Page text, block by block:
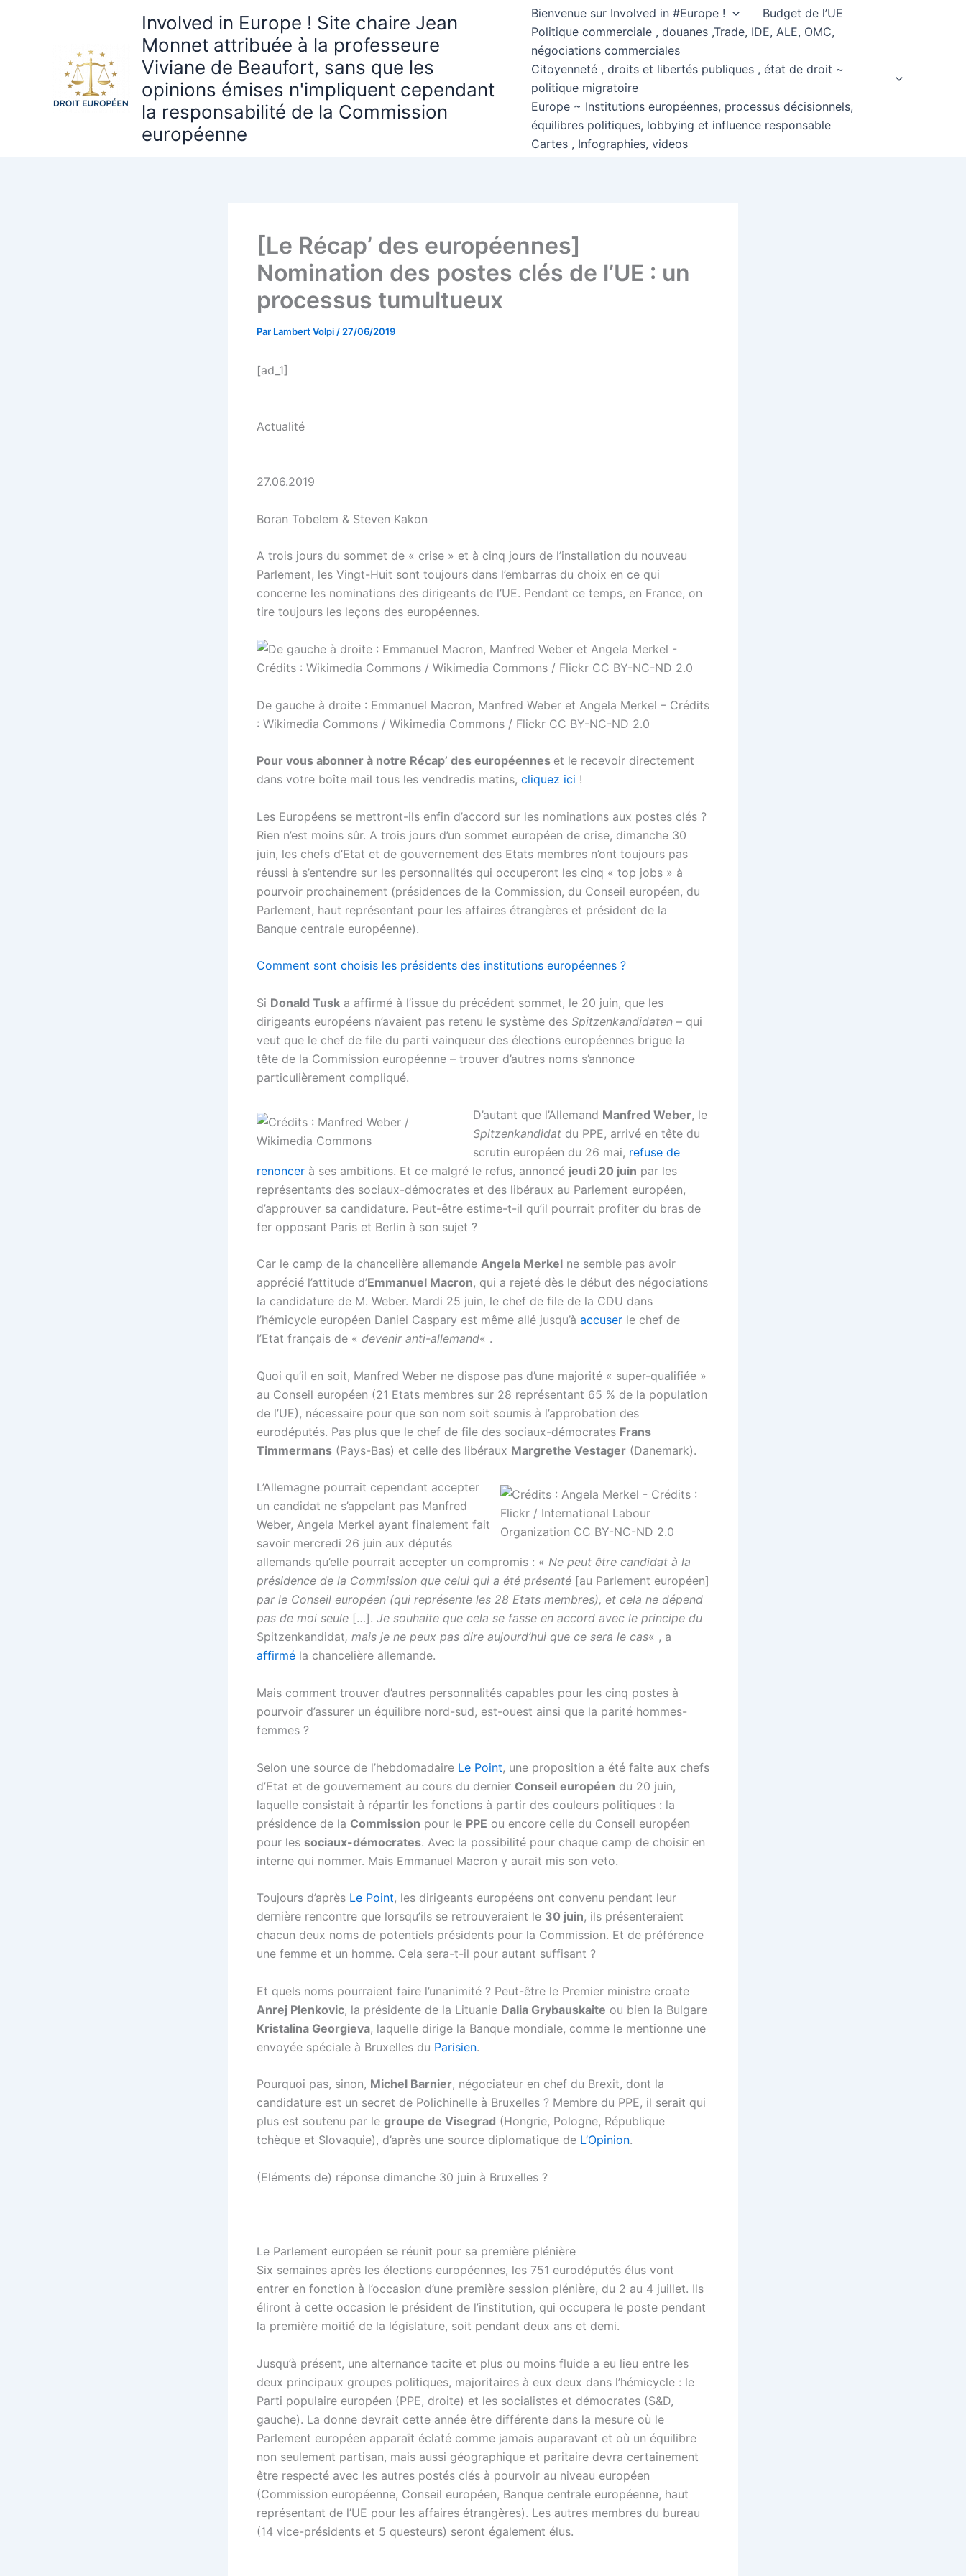
Involved in Europe ! Site chaire Jean
Monnet attribuée à la professeure
Viviane de Beaufort, sans que les
opinions émises n'impliquent cependant
la responsabilité de la Commission
européenne
Bienvenue sur Involved in #Europe !
Budget de l’UE
Politique commerciale , douanes ,Trade, IDE, ALE, OMC,
négociations commerciales
Citoyenneté , droits et libertés publiques , état de droit ~
politique migratoire
Europe ~ Institutions européennes, processus décisionnels,
équilibres politiques, lobbying et influence responsable
Cartes , Infographies, videos
[Le Récap’ des européennes]
Nomination des postes clés de l’UE : un
processus tumultueux
Par Lambert Volpi / 27/06/2019
[ad_1]
Actualité
27.06.2019
Boran Tobelem & Steven Kakon
A trois jours du sommet de « crise » et à cinq jours de l’installation du nouveau
Parlement, les Vingt-Huit sont toujours dans l’embarras du choix en ce qui
concerne les nominations des dirigeants de l’UE. Pendant ce temps, en France, on
tire toujours les leçons des européennes.
De gauche à droite : Emmanuel Macron, Manfred Weber et Angela Merkel – Crédits
: Wikimedia Commons / Wikimedia Commons / Flickr CC BY-NC-ND 2.0
Pour vous abonner à notre Récap’ des européennes et le recevoir directement
dans votre boîte mail tous les vendredis matins, cliquez ici !
Les Européens se mettront-ils enfin d’accord sur les nominations aux postes clés ?
Rien n’est moins sûr. A trois jours d’un sommet européen de crise, dimanche 30
juin, les chefs d’Etat et de gouvernement des Etats membres n’ont toujours pas
réussi à s’entendre sur les personnalités qui occuperont les cinq « top jobs » à
pourvoir prochainement (présidences de la Commission, du Conseil européen, du
Parlement, haut représentant pour les affaires étrangères et président de la
Banque centrale européenne).
Comment sont choisis les présidents des institutions européennes ?
Si Donald Tusk a affirmé à l’issue du précédent sommet, le 20 juin, que les
dirigeants européens n’avaient pas retenu le système des Spitzenkandidaten – qui
veut que le chef de file du parti vainqueur des élections européennes brigue la
tête de la Commission européenne – trouver d’autres noms s’annonce
particulièrement compliqué.
D’autant que l’Allemand Manfred Weber, le
Spitzenkandidat du PPE, arrivé en tête du
scrutin européen du 26 mai, refuse de
renoncer à ses ambitions. Et ce malgré le refus, annoncé jeudi 20 juin par les
représentants des sociaux-démocrates et des libéraux au Parlement européen,
d’approuver sa candidature. Peut-être estime-t-il qu’il pourrait profiter du bras de
fer opposant Paris et Berlin à son sujet ?
Car le camp de la chancelière allemande Angela Merkel ne semble pas avoir
apprécié l’attitude d’Emmanuel Macron, qui a rejeté dès le début des négociations
la candidature de M. Weber. Mardi 25 juin, le chef de file de la CDU dans
l’hémicycle européen Daniel Caspary est même allé jusqu’à accuser le chef de
l’Etat français de « devenir anti-allemand« .
Quoi qu’il en soit, Manfred Weber ne dispose pas d’une majorité « super-qualifiée »
au Conseil européen (21 Etats membres sur 28 représentant 65 % de la population
de l’UE), nécessaire pour que son nom soit soumis à l’approbation des
eurodéputés. Pas plus que le chef de file des sociaux-démocrates Frans
Timmermans (Pays-Bas) et celle des libéraux Margrethe Vestager (Danemark).
L’Allemagne pourrait cependant accepter
un candidat ne s’appelant pas Manfred
Weber, Angela Merkel ayant finalement fait
savoir mercredi 26 juin aux députés
allemands qu’elle pourrait accepter un compromis : « Ne peut être candidat à la
présidence de la Commission que celui qui a été présenté [au Parlement européen]
par le Conseil européen (qui représente les 28 Etats membres), et cela ne dépend
pas de moi seule […]. Je souhaite que cela se fasse en accord avec le principe du
Spitzenkandidat, mais je ne peux pas dire aujourd’hui que ce sera le cas« , a
affirmé la chancelière allemande.
Mais comment trouver d’autres personnalités capables pour les cinq postes à
pourvoir d’assurer un équilibre nord-sud, est-ouest ainsi que la parité hommes-
femmes ?
Selon une source de l’hebdomadaire Le Point, une proposition a été faite aux chefs
d’Etat et de gouvernement au cours du dernier Conseil européen du 20 juin,
laquelle consistait à répartir les fonctions à partir des couleurs politiques : la
présidence de la Commission pour le PPE ou encore celle du Conseil européen
pour les sociaux-démocrates. Avec la possibilité pour chaque camp de choisir en
interne qui nommer. Mais Emmanuel Macron y aurait mis son veto.
Toujours d’après Le Point, les dirigeants européens ont convenu pendant leur
dernière rencontre que lorsqu’ils se retrouveraient le 30 juin, ils présenteraient
chacun deux noms de potentiels présidents pour la Commission. Et de préférence
une femme et un homme. Cela sera-t-il pour autant suffisant ?
Et quels noms pourraient faire l’unanimité ? Peut-être le Premier ministre croate
Anrej Plenkovic, la présidente de la Lituanie Dalia Grybauskaite ou bien la Bulgare
Kristalina Georgieva, laquelle dirige la Banque mondiale, comme le mentionne une
envoyée spéciale à Bruxelles du Parisien.
Pourquoi pas, sinon, Michel Barnier, négociateur en chef du Brexit, dont la
candidature est un secret de Polichinelle à Bruxelles ? Membre du PPE, il serait qui
plus est soutenu par le groupe de Visegrad (Hongrie, Pologne, République
tchèque et Slovaquie), d’après une source diplomatique de L’Opinion.
(Eléments de) réponse dimanche 30 juin à Bruxelles ?
Le Parlement européen se réunit pour sa première plénière
Six semaines après les élections européennes, les 751 eurodéputés élus vont
entrer en fonction à l’occasion d’une première session plénière, du 2 au 4 juillet. Ils
éliront à cette occasion le président de l’institution, qui occupera le poste pendant
la première moitié de la législature, soit pendant deux ans et demi.
Jusqu’à présent, une alternance tacite et plus ou moins fluide a eu lieu entre les
deux principaux groupes politiques, majoritaires à eux deux dans l’hémicycle : le
Parti populaire européen (PPE, droite) et les socialistes et démocrates (S&D,
gauche). La donne devrait cette année être différente dans la mesure où le
Parlement européen apparaît éclaté comme jamais auparavant et où un équilibre
non seulement partisan, mais aussi géographique et paritaire devra certainement
être respecté avec les autres postés clés à pourvoir au niveau européen
(Commission européenne, Conseil européen, Banque centrale européenne, haut
représentant de l’UE pour les affaires étrangères). Les autres membres du bureau
(14 vice-présidents et 5 questeurs) seront également élus.